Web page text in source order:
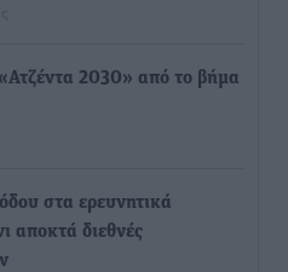
2030» από το βήμα
στα ερευνητικά
αποκτά διεθνές